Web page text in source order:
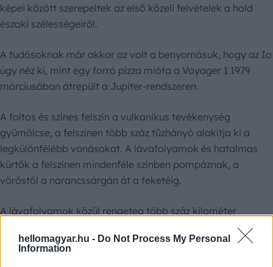
hellomagyar.hu - Do Not Process My Personal
Information
képei között szerepeltek az első közeli felvételek a hold
északi szélességeiről.
A tudósoknak már akkor az volt a benyomásuk, hogy az Io
úgy néz ki, mint egy forró pizza mióta a Voyager 1 1979
márciusában átrepült a Jupiter-rendszeren.
A foltos és színes felszín a vulkanikus tevékenység
gyümölcse, a felszínen több száz tűzhányó alakítja ki a
legkülönfélébb vonásokat. A lávafolyamok és hatalmas
kürtők a felszínen mindenféle színben pompáznak, a
vöröstől a narancssárgán át a feketéig.
A lávafolyamok közül rengeteg több száz kilométer
hosszan húzódik. Ebbe pedig elég elképesztő belegondolni,
tekintve, hogy az Io átmérője csak kicsivel nagyobb, mint a